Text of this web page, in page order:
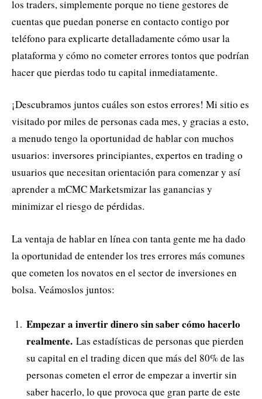
los traders, simplemente porque no tiene gestores de
cuentas que puedan ponerse en contacto contigo por
teléfono para explicarte detalladamente cómo usar la
plataforma y cómo no cometer errores tontos que podrían
hacer que pierdas todo tu capital inmediatamente.
¡Descubramos juntos cuáles son estos errores! Mi sitio es
visitado por miles de personas cada mes, y gracias a esto,
a menudo tengo la oportunidad de hablar con muchos
usuarios: inversores principiantes, expertos en trading o
usuarios que necesitan orientación para comenzar y así
aprender a mCMC Marketsmizar las ganancias y
minimizar el riesgo de pérdidas.
La ventaja de hablar en línea con tanta gente me ha dado
la oportunidad de entender los tres errores más comunes
que cometen los novatos en el sector de inversiones en
bolsa. Veámoslos juntos:
Empezar a invertir dinero sin saber cómo hacerlo
realmente. Las estadísticas de personas que pierden
su capital en el trading dicen que más del 80% de las
personas cometen el error de empezar a invertir sin
saber hacerlo, lo que provoca que gran parte de este